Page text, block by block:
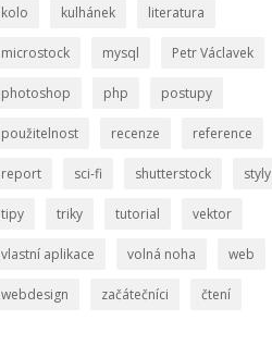
kolo kulhánek literatura
microstock mysql Petr Václavek
photoshop php postupy
použitelnost recenze reference
report sci-fi shutterstock styly
tipy triky tutorial vektor
vlastní aplikace volná noha web
webdesign začátečníci čtení